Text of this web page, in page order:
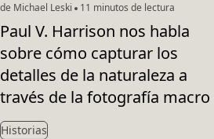
de Michael Leski 11 minutos de lectura
Paul V. Harrison nos habla
sobre cómo capturar los
detalles de la naturaleza a
través de la fotografía macro
Historias